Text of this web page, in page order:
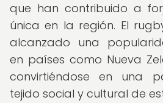
que han contribuido a
única en la región. El
alcanzado una
en países como Nueva
convirtiéndose en una
tejido social y cultural de